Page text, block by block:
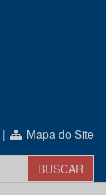
| Mapa do Site